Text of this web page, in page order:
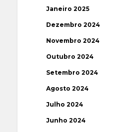
Janeiro 2025
Dezembro 2024
Novembro 2024
Outubro 2024
Setembro 2024
Agosto 2024
Julho 2024
Junho 2024